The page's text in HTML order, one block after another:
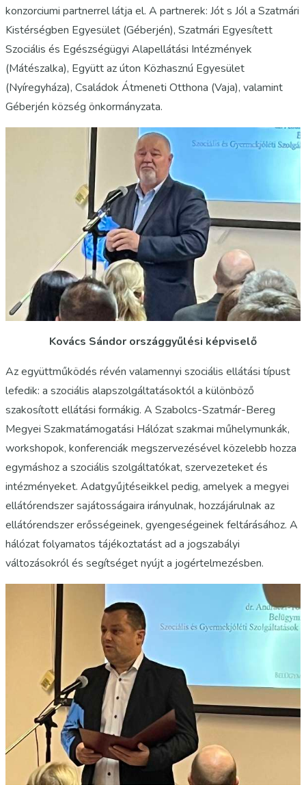
konzorciumi partnerrel látja el. A partnerek: Jót s Jól a Szatmári
Kistérségben Egyesület (Géberjén), Szatmári Egyesített
Szociális és Egészségügyi Alapellátási Intézmények
(Mátészalka), Együtt az úton Közhasznú Egyesület
(Nyíregyháza), Családok Átmeneti Otthona (Vaja), valamint
Géberjén község önkormányzata.
Kovács Sándor országgyűlési képviselő
Az együttműködés révén valamennyi szociális ellátási típust
lefedik: a szociális alapszolgáltatásoktól a különböző
szakosított ellátási formákig. A Szabolcs-Szatmár-Bereg
Megyei Szakmatámogatási Hálózat szakmai műhelymunkák,
workshopok, konferenciák megszervezésével közelebb hozza
egymáshoz a szociális szolgáltatókat, szervezeteket és
intézményeket. Adatgyűjtéseikkel pedig, amelyek a megyei
ellátórendszer sajátosságaira irányulnak, hozzájárulnak az
ellátórendszer erősségeinek, gyengeségeinek feltárásához. A
hálózat folyamatos tájékoztatást ad a jogszabályi
változásokról és segítséget nyújt a jogértelmezésben.